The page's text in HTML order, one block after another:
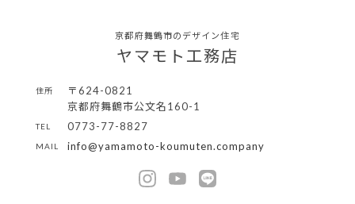
京都府舞鶴市のデザイン住宅
ヤマモト工務店
住所
〒624-0821
京都府舞鶴市公文名160-1
TEL 0773-77-8827
MAIL info@yamamoto-koumuten.company